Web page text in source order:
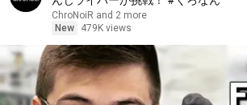
ChroNoiR and 2 more
New
479K views